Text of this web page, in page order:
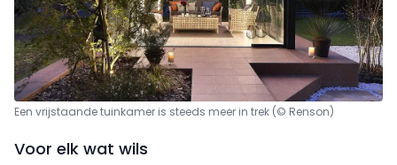
Een vrijstaande tuinkamer is steeds meer in trek (© Renson)
Voor elk wat wils